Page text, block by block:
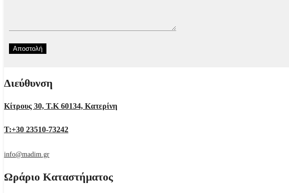
Διεύθυνση
Κίτρους 30, Τ.Κ 60134, Κατερίνη
Τ:+30 23510-73242
info@madim.gr
Ωράριο Καταστήματος